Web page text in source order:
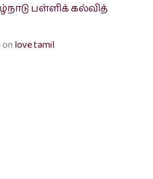
பள்ளிக் கல்வித்
on love tamil